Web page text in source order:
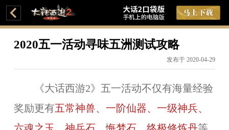
2020五一活动寻味五洲测试攻略
发布于 2020-04-29
《大话西游2》五一活动不仅有海量经验
奖励更有五常神兽、一阶仙器、一级神兵、